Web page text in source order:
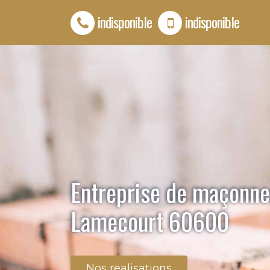
indisponible indisponible
Entreprise de
Lamecourt 60600